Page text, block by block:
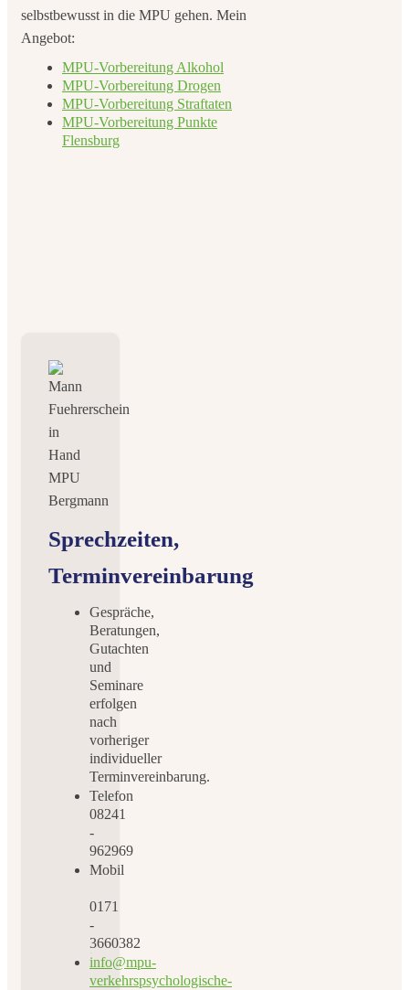
selbstbewusst in die MPU gehen. Mein
Angebot:
MPU-Vorbereitung Alkohol
MPU-Vorbereitung Drogen
MPU-Vorbereitung Straftaten
MPU-Vorbereitung Punkte
Flensburg
Sprechzeiten,
Terminvereinbarung
Gespräche,
Beratungen,
Gutachten
und
Seminare
erfolgen
nach
vorheriger
individueller
Terminvereinbarung.
Telefon
08241
-
962969
Mobil
0171
-
3660382
info@mpu-
verkehrspsychologische-